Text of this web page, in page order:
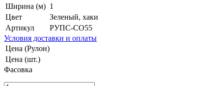
Ширина (м) 1
Цвет
Зеленый, хаки
Артикул
РУПС-СО55
Условия доставки и оплаты
Цена (Рулон)
Цена (шт.)
Фасовка